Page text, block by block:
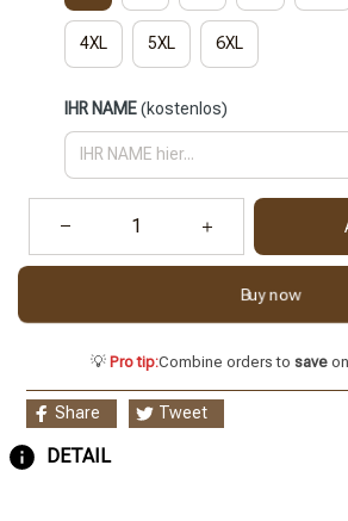
4XL 5XL 6XL
IHR NAME(kostenlos)
Buy now
💡 Pro tip:Combine orders to save
Share Tweet
DETAIL